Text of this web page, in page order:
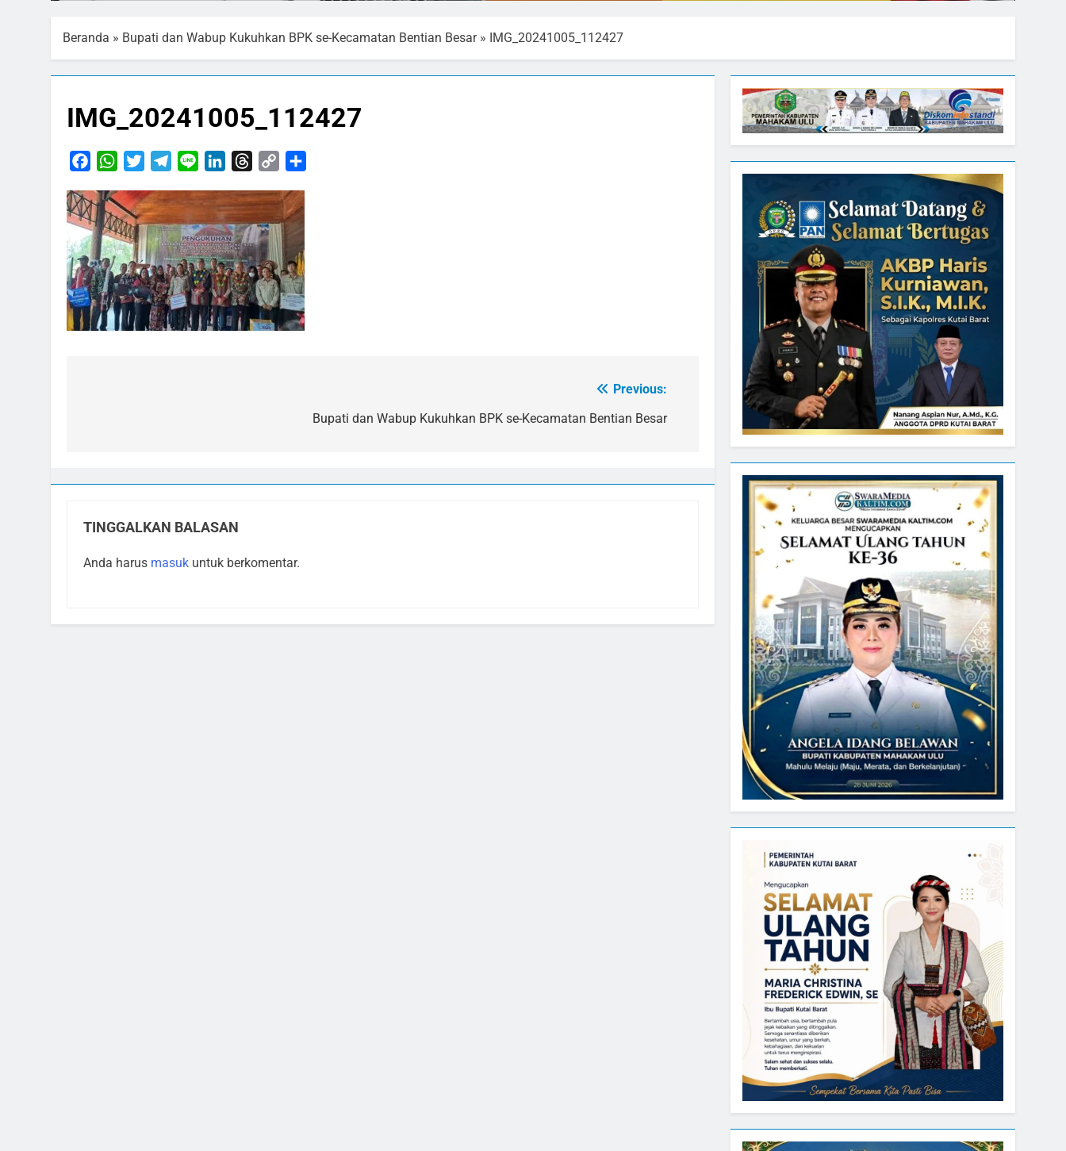
Beranda » Bupati dan Wabup Kukuhkan BPK se-Kecamatan Bentian Besar» IMG_20241005_112427
IMG_20241005_112427
FacebookWhatsApp
TwitterTelegram
Line LinkedInThreads
Copy
Previous:
Bupati dan Wabup Kukuhkan BPK se-Kecamatan Bentian Besar
TINGGALKAN BALASAN
Anda harus masuk untuk berkomentar.